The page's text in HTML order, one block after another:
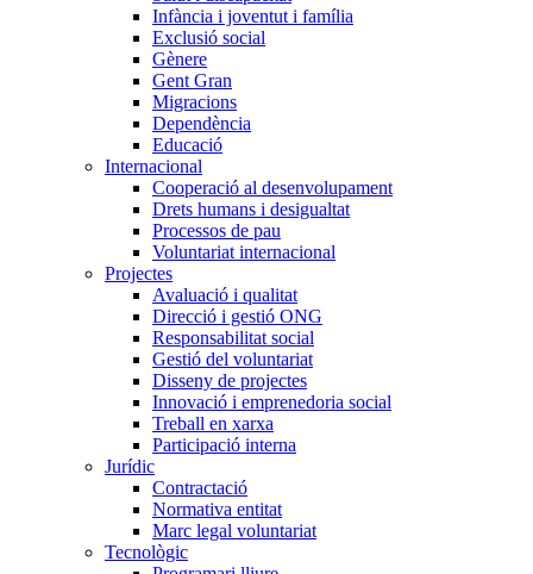
Infància i joventut i família
Exclusió social
Gènere
Gent Gran
Migracions
Dependència
Educació
Internacional
Cooperació al desenvolupament
Drets humans i desigualtat
Processos de pau
Voluntariat internacional
Projectes
Avaluació i qualitat
Direcció i gestió ONG
Responsabilitat social
Gestió del voluntariat
Disseny de projectes
Innovació i emprenedoria social
Treball en xarxa
Participació interna
Jurídic
Contractació
Normativa entitat
Marc legal voluntariat
Tecnològic